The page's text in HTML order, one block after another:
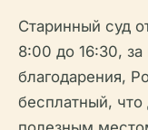
Старинный суд
8:00 до 16:30,
благодарения,
бесплатный,